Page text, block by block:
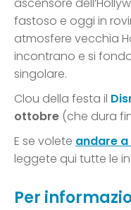
ascensore
fastoso e oggi in
atmosfere vecchia
incontrano e si
singolare.
Clou della festa il
ottobre (che dura
E se volete andare a
leggete qui tutte le
Per